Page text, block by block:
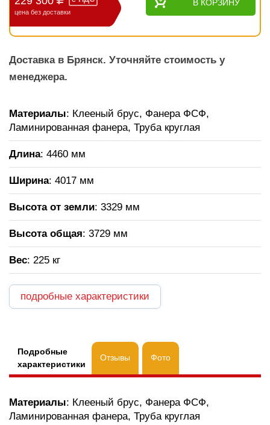
цена без доставки
В КОРЗИНУ
Доставка в Брянск. Уточняйте стоимость у
менеджера.
Материалы: Клееный брус, Фанера ФСФ,
Ламинированная фанера, Труба круглая
Длина: 4460 мм
Ширина: 4017 мм
Высота от земли: 3329 мм
Высота общая: 3729 мм
Вес: 225 кг
подробные характеристики
Подробные
характеристики
Отзывы Фото
Материалы: Клееный брус, Фанера ФСФ,
Ламинированная фанера, Труба круглая